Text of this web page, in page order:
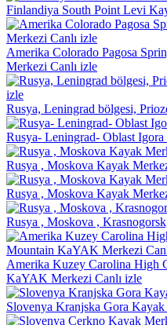
Finlandiya South Point Levi
Amerika Colorado Pagosa
Merkezi Canlı izle
Rusya, Leningrad bölgesi,
Rusya- Leningrad- Oblast
Rusya , Moskova Kayak
Rusya , Moskova Kayak
Rusya , Moskova ,
Amerika Kuzey Carolina High
KaYAK Merkezi Canlı izle
Slovenya Kranjska Gora Kayak